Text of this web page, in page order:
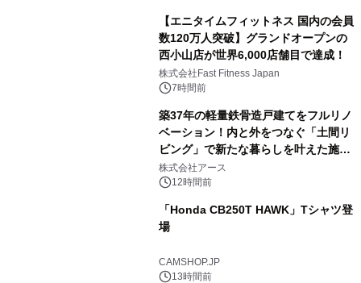
【エニタイムフィットネス 国内の会員
数120万人突破】グランドオープンの
西小山店が世界6,000店舗目で達成！
株式会社Fast Fitness Japan
7時間前
築37年の軽量鉄骨造戸建てをフルリノ
ベーション！内と外をつなぐ「土間リ
ビング」で新たな暮らしを叶えた施工
事例を株式会社アースが公開
株式会社アース
12時間前
「Honda CB250T HAWK」Tシャツ登
場
CAMSHOP.JP
13時間前